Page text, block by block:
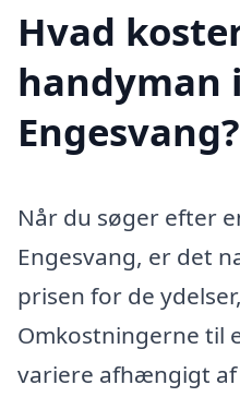
Hvad
handyman i
Engesvang?
Når du søger efter
Engesvang, er det
prisen for de
Omkostningerne til
variere afhængigt